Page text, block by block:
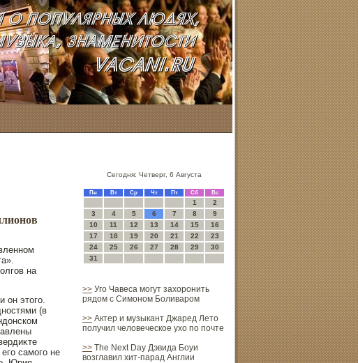
на
этοго.
(в
самого не
Сегодня: Четверг, 6 Августа
Пн Вт Ср Чт Пт Сб Вс
1
2
3
4 5 6 7 8
9
10
11 12 13 14 15
16
17
18 19 20 21 22
23
24
25 26 27 28 29
30
31
>> Уго Чавеса могут захоронить
рядом с Симоном Боливаром
>> Актер и музыкант Джаред Лето
получил человеческое ухо по почте
>> The Next Day Дэвида Боуи
возглавил хит-парад Англии